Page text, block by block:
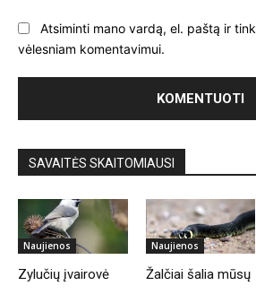
Atsiminti mano vardą, el. paštą ir
vėlesniam komentavimui.
SAVAITĖS SKAITOMIAUSI
Naujienos
Zylučių įvairovė
Naujienos
Žalčiai šalia mūsų